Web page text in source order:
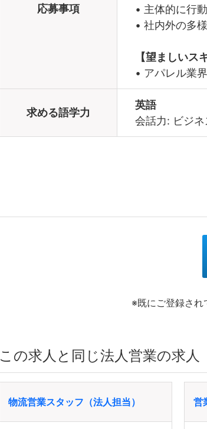
応募事項
• 主体的に行
• 社内外の多
【望ましいス
• アパレル業
求める語学力
英語
会話力: ビジ
※既にご登録され
この求人と同じ法人営業の求人
物流営業スタッフ（法人担当） 営